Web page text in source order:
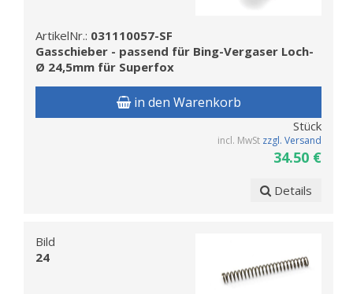
ArtikelNr.: 031110057-SF
Gasschieber - passend für Bing-Vergaser Loch-
Ø 24,5mm für Superfox
in den Warenkorb
Stück
incl. MwSt zzgl. Versand
34.50 €
Details
Bild
24